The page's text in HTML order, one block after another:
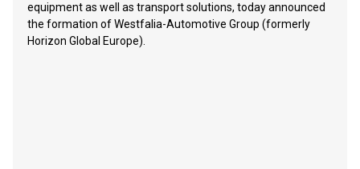
equipment as well as transport solutions, today announced
the formation of Westfalia-Automotive Group (formerly
Horizon Global Europe).